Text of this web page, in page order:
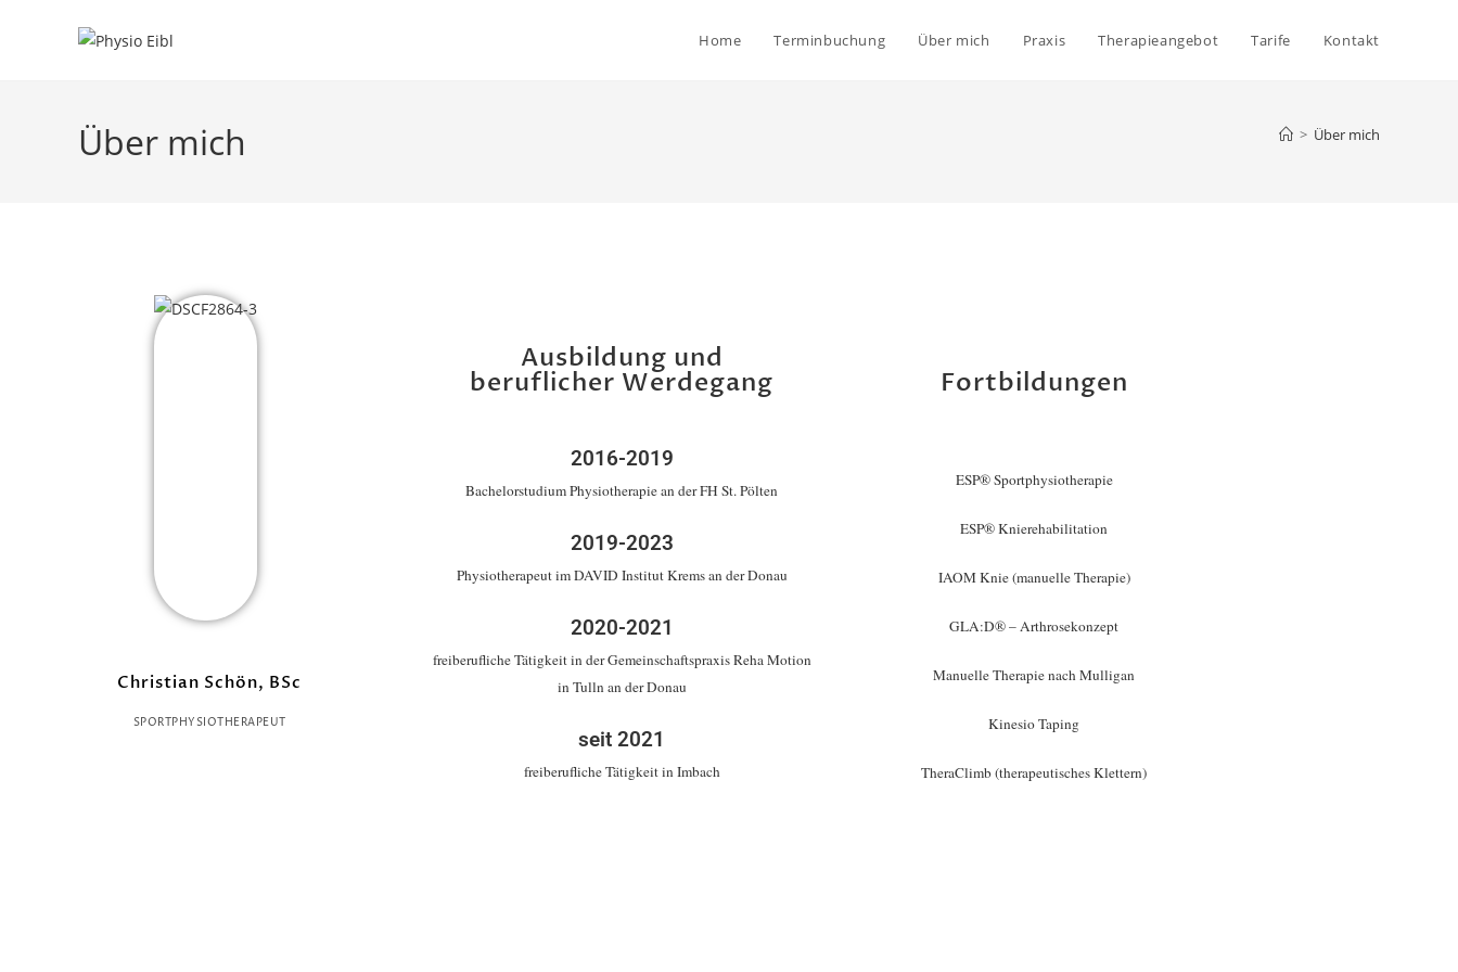
Home Terminbuchung Über mich Praxis Therapieangebot Tarife Kontakt
Über mich > Über mich
Christian Schön, BSc
SPORTPHYSIOTHERAPEUT
Ausbildung und
beruflicher Werdegang
2016-2019
Bachelorstudium Physiotherapie an der FH St. Pölten
2019-2023
Physiotherapeut im DAVID Institut Krems an der Donau
2020-2021
freiberufliche Tätigkeit in der Gemeinschaftspraxis Reha Motion
in Tulln an der Donau
seit 2021
freiberufliche Tätigkeit in Imbach
Fortbildungen
ESP® Sportphysiotherapie
ESP® Knierehabilitation
IAOM Knie (manuelle Therapie)
GLA:D® – Arthrosekonzept
Manuelle Therapie nach Mulligan
Kinesio Taping
TheraClimb (therapeutisches Klettern)